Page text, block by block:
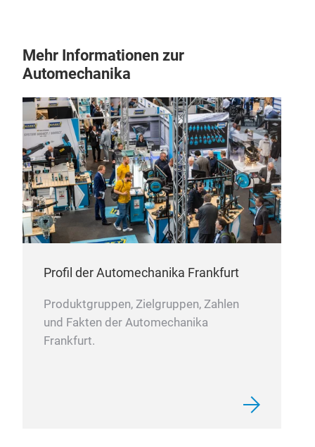
Mehr Informationen zur
Automechanika
Profil der Automechanika Frankfurt
Produktgruppen, Zielgruppen, Zahlen
und Fakten der Automechanika
Frankfurt.